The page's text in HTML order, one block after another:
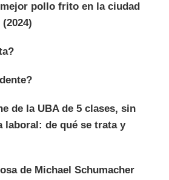
pollo frito en la ciudad
de la UBA de 5 clases, sin
laboral: de qué se trata y
de Michael Schumacher